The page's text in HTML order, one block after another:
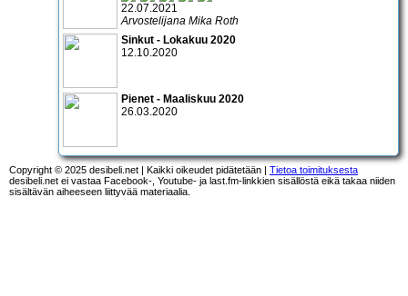
22.07.2021
Arvostelijana Mika Roth
Sinkut - Lokakuu 2020
12.10.2020
Pienet - Maaliskuu 2020
26.03.2020
Copyright © 2025 desibeli.net | Kaikki oikeudet pidätetään | Tietoa toimituksesta
desibeli.net ei vastaa Facebook-, Youtube- ja last.fm-linkkien sisällöstä eikä takaa niiden
sisältävän aiheeseen liittyvää materiaalia.